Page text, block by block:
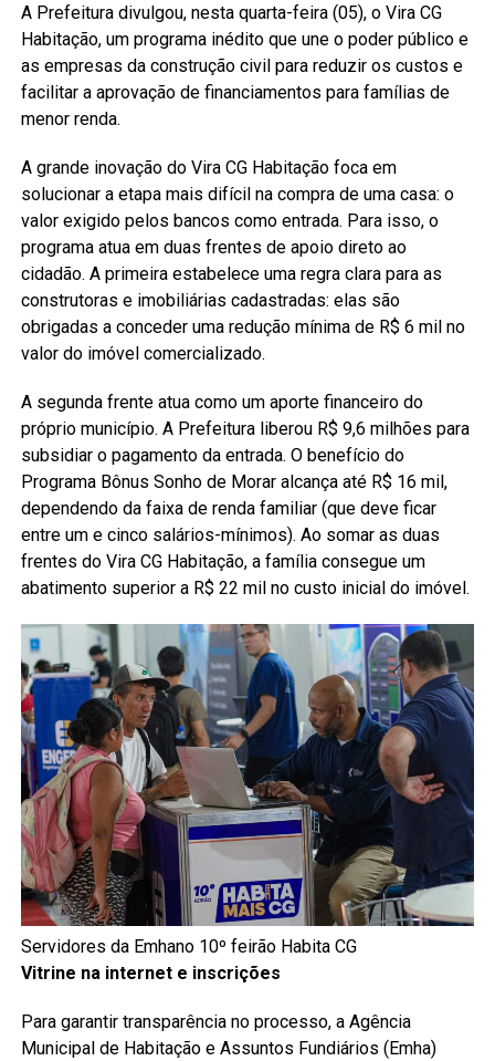
A Prefeitura divulgou, nesta quarta-feira (05), o Vira CG
Habitação, um programa inédito que une o poder público e
as empresas da construção civil para reduzir os custos e
facilitar a aprovação de financiamentos para famílias de
menor renda.
A grande inovação do Vira CG Habitação foca em
solucionar a etapa mais difícil na compra de uma casa: o
valor exigido pelos bancos como entrada. Para isso, o
programa atua em duas frentes de apoio direto ao
cidadão. A primeira estabelece uma regra clara para as
construtoras e imobiliárias cadastradas: elas são
obrigadas a conceder uma redução mínima de R$ 6 mil no
valor do imóvel comercializado.
A segunda frente atua como um aporte financeiro do
próprio município. A Prefeitura liberou R$ 9,6 milhões para
subsidiar o pagamento da entrada. O benefício do
Programa Bônus Sonho de Morar alcança até R$ 16 mil,
dependendo da faixa de renda familiar (que deve ficar
entre um e cinco salários-mínimos). Ao somar as duas
frentes do Vira CG Habitação, a família consegue um
abatimento superior a R$ 22 mil no custo inicial do imóvel.
Servidores da Emhano 10º feirão Habita CG
Vitrine na internet e inscrições
Para garantir transparência no processo, a Agência
Municipal de Habitação e Assuntos Fundiários (Emha)